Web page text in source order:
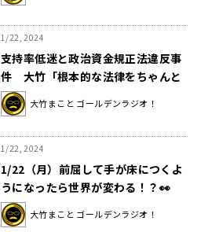
1/22, 2024
支持率低迷と政治資金規正法違反事
件 大竹「根本的な法律をちゃんと
作らないとダメですよね」
大竹まこと ゴールデンラジオ！
1/22, 2024
1/22（月）前屈して手が床につくよ
うになったら世界が変わる！？👀
大竹まこと ゴールデンラジオ！